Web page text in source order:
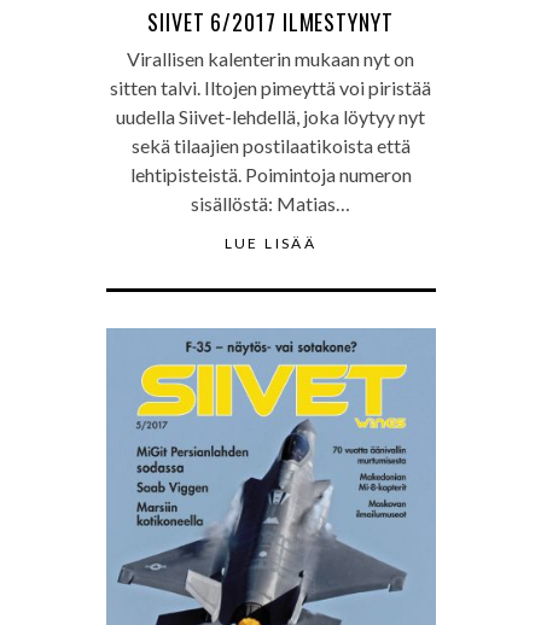
SIIVET 6/2017 ILMESTYNYT
Virallisen kalenterin mukaan nyt on
sitten talvi. Iltojen pimeyttä voi piristää
uudella Siivet-lehdellä, joka löytyy nyt
sekä tilaajien postilaatikoista että
lehtipisteistä. Poimintoja numeron
sisällöstä: Matias…
LUE LISÄÄ